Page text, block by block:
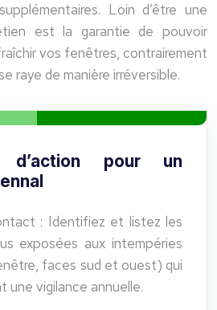
Loin d’être une
est la garantie de pouvoir
vos fenêtres, contrairement
raye de manière irréversible.
pour un
: Identifiez et listez les
exposées aux intempéries
faces sud et ouest) qui
une vigilance annuelle.